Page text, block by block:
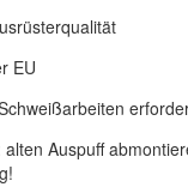
EU
Auspuff